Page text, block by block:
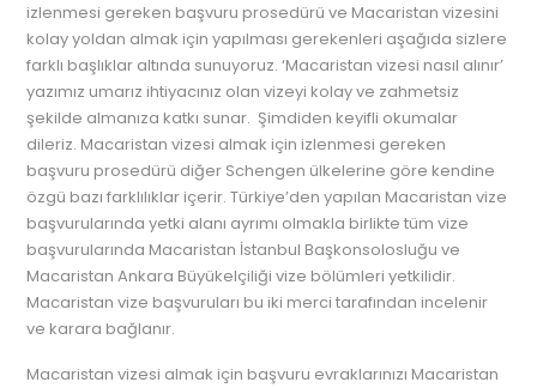
izlenmesi gereken başvuru prosedürü ve Macaristan vizesini
kolay yoldan almak için yapılması gerekenleri aşağıda sizlere
farklı başlıklar altında sunuyoruz. ‘Macaristan vizesi nasıl alınır’
yazımız umarız ihtiyacınız olan vizeyi kolay ve zahmetsiz
şekilde almanıza katkı sunar. Şimdiden keyifli okumalar
dileriz. Macaristan vizesi almak için izlenmesi gereken
başvuru prosedürü diğer Schengen ülkelerine göre kendine
özgü bazı farklılıklar içerir. Türkiye’den yapılan Macaristan vize
başvurularında yetki alanı ayrımı olmakla birlikte tüm vize
başvurularında Macaristan İstanbul Başkonsolosluğu ve
Macaristan Ankara Büyükelçiliği vize bölümleri yetkilidir.
Macaristan vize başvuruları bu iki merci tarafından incelenir
ve karara bağlanır.
Macaristan vizesi almak için başvuru evraklarınızı Macaristan